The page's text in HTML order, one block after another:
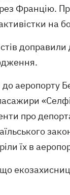
Францію.
на
аеропорту
про
їх в